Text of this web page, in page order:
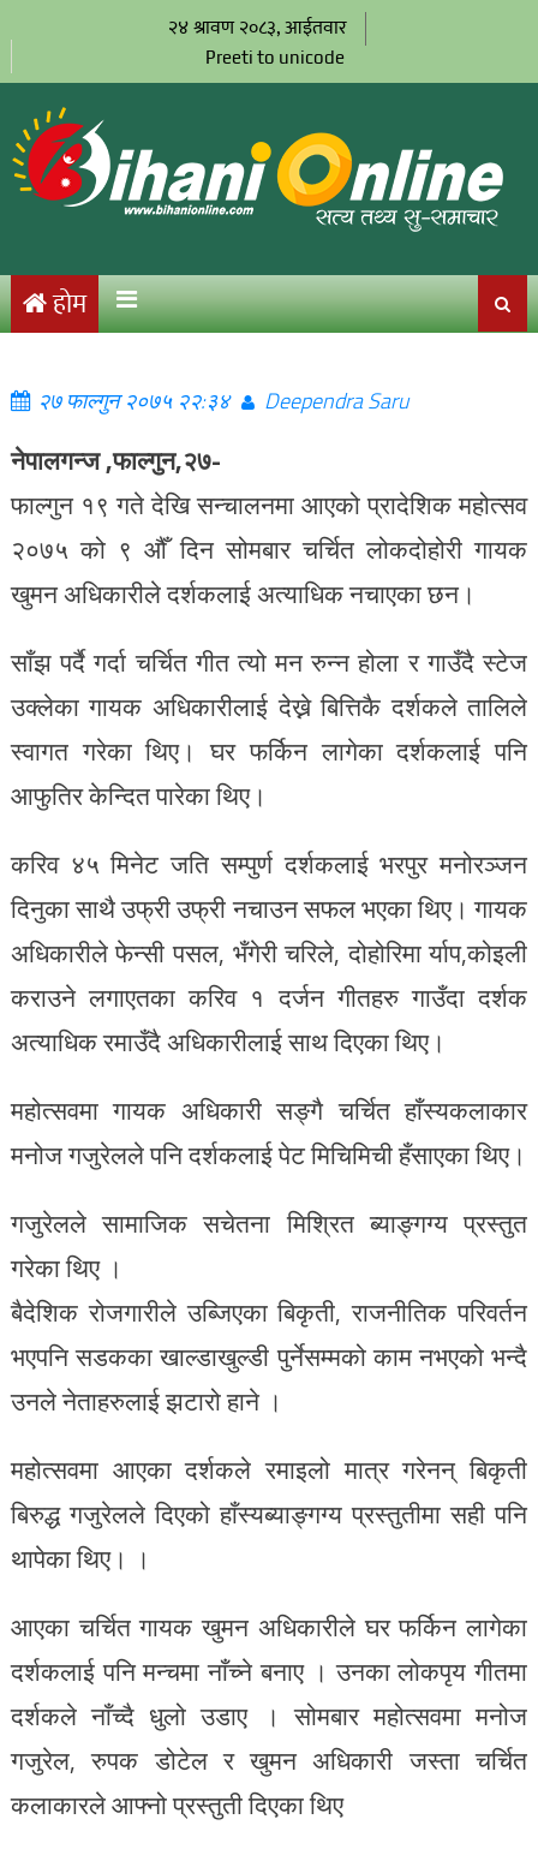
२४ श्रावण २०८३, आईतवार
Preeti to unicode
होम
२७ फाल्गुन २०७५ २२:३४ Deependra Saru
नेपालगन्ज ,फाल्गुन,२७-
फाल्गुन १९ गते देखि सन्चालनमा आएको प्रादेशिक महोत्सव
२०७५ को ९ औँ दिन सोमबार चर्चित लोकदोहोरी गायक
खुमन अधिकारीले दर्शकलाई अत्याधिक नचाएका छन।
साँझ पर्दै गर्दा चर्चित गीत त्यो मन रुन्न होला र गाउँदै स्टेज
उक्लेका गायक अधिकारीलाई देख्ने बित्तिकै दर्शकले तालिले
स्वागत गरेका थिए। घर फर्किन लागेका दर्शकलाई पनि
आफुतिर केन्दित पारेका थिए।
करिव ४५ मिनेट जति सम्पुर्ण दर्शकलाई भरपुर मनोरञ्जन
दिनुका साथै उफ्री उफ्री नचाउन सफल भएका थिए। गायक
अधिकारीले फेन्सी पसल, भँगेरी चरिले, दोहोरिमा र्याप,कोइली
कराउने लगाएतका करिव १ दर्जन गीतहरु गाउँदा दर्शक
अत्याधिक रमाउँदै अधिकारीलाई साथ दिएका थिए।
महोत्सवमा गायक अधिकारी सङ्गै चर्चित हाँस्यकलाकार
मनोज गजुरेलले पनि दर्शकलाई पेट मिचिमिची हँसाएका थिए।
गजुरेलले सामाजिक सचेतना मिश्रित ब्याङ्गग्य प्रस्तुत
गरेका थिए ।
बैदेशिक रोजगारीले उब्जिएका बिकृती, राजनीतिक परिवर्तन
भएपनि सडकका खाल्डाखुल्डी पुर्नेसम्मको काम नभएको भन्दै
उनले नेताहरुलाई झटारो हाने ।
महोत्सवमा आएका दर्शकले रमाइलो मात्र गरेनन् बिकृती
बिरुद्ध गजुरेलले दिएको हाँस्यब्याङ्गग्य प्रस्तुतीमा सही पनि
थापेका थिए। ।
आएका चर्चित गायक खुमन अधिकारीले घर फर्किन लागेका
दर्शकलाई पनि मन्चमा नाँच्ने बनाए । उनका लोकपृय गीतमा
दर्शकले नाँच्दै धुलो उडाए । सोमबार महोत्सवमा मनोज
गजुरेल, रुपक डोटेल र खुमन अधिकारी जस्ता चर्चित
कलाकारले आफ्नो प्रस्तुती दिएका थिए